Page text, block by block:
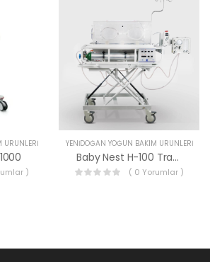
ÜRÜNLERI
)
YENIDOĞAN YOĞUN BAKIM ÜRÜNLERI
Baby Nest H-100 Transport Kuvöz
( 0 Yorumlar )